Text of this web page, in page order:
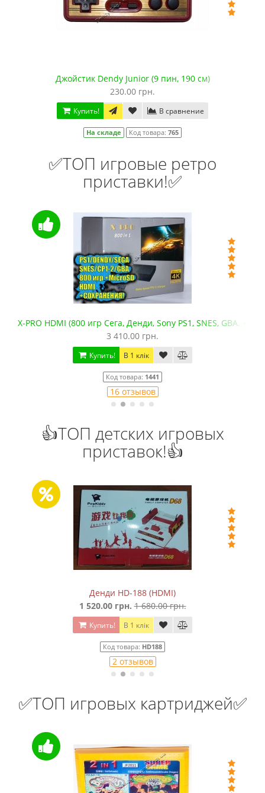
Джойстик Dendy Junior (9 пин, 190 см)
230.00 грн.
Купить! В сравнение
На складе Код товара: 765
✅ТОП игровые ретро
приставки!✅
X-PRO HDMI (800 игр Сега, Денди, Sony PS1, SNES, GBA.
3 410.00 грн.
Купить! В 1 клік
Код товара: 1441
16 отзывов
👍ТОП детских игровых
приставок!👍
Денди HD-188 (HDMI)
1 520.00 грн. 1 680.00 грн.
Купить! В 1 клік
Код товара: HD188
2 отзывов
✅ТОП игровых картриджей✅